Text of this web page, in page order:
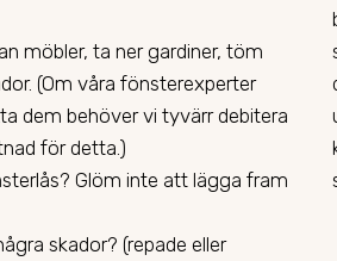
möbler, ta ner gardiner, töm
(Om våra fönsterexperter
dem behöver vi tyvärr debitera
för detta.)
Glöm inte att lägga fram
skador? (repade eller